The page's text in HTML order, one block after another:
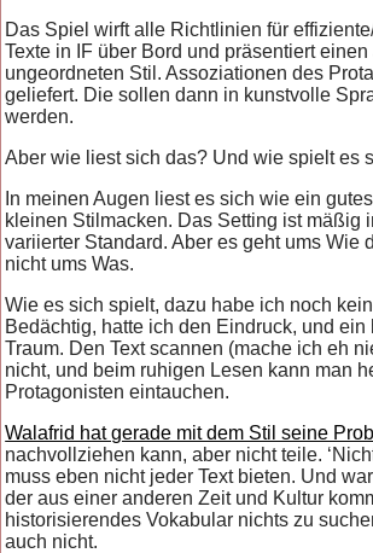
Das Spiel wirft alle Richtlinien für
Texte in IF über Bord und präsentiert
ungeordneten Stil. Assoziationen des
geliefert. Die sollen dann in kunstvolle
werden.
Aber wie liest sich das? Und wie spielt es
In meinen Augen liest es sich wie ein
kleinen Stilmacken. Das Setting ist mäßig
variierter Standard. Aber es geht ums Wie
nicht ums Was.
Wie es sich spielt, dazu habe ich noch
Bedächtig, hatte ich den Eindruck, und
Traum. Den Text scannen (mache ich eh
nicht, und beim ruhigen Lesen kann man
Protagonisten eintauchen.
Walafrid hat gerade mit dem Stil seine
nachvollziehen kann, aber nicht teile.
muss eben nicht jeder Text bieten. Und
der aus einer anderen Zeit und Kultur
historisierendes Vokabular nichts zu
auch nicht.